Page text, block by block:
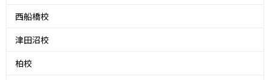
西船橋校
津田沼校
柏校